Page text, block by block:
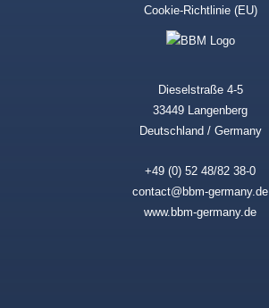
Cookie-Richtlinie (EU)
Dieselstraße 4-5
33449 Langenberg
Deutschland / Germany
+49 (0) 52 48/82 38-0
contact@bbm-germany.de
www.bbm-germany.de